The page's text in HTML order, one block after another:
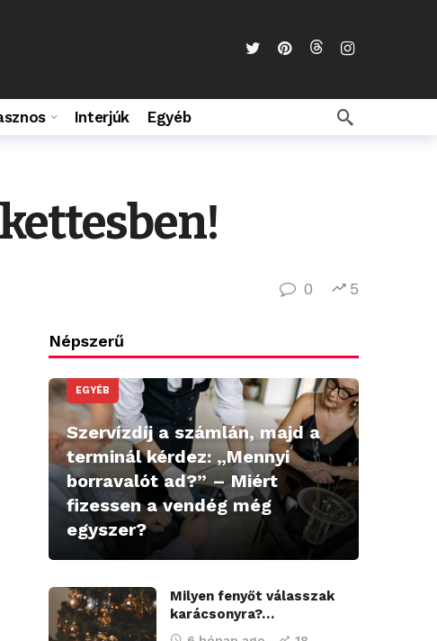
Interjúk Egyéb
0 5
Népszerű
EGYÉB
Szervízdíj a számlán, majd a
terminál kérdez: „Mennyi
borravalót ad?” – Miért
fizessen a vendég még
egyszer?
Milyen fenyőt válasszak
karácsonyra?…